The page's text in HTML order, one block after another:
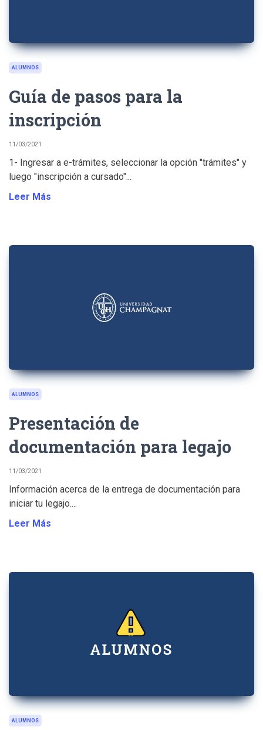
ALUMNOS
Guía de pasos para la
inscripción
11/03/2021
1- Ingresar a e-trámites, seleccionar la opción "trámites" y
luego "inscripción a cursado"...
Leer Más
ALUMNOS
Presentación de
documentación para legajo
11/03/2021
Información acerca de la entrega de documentación para
iniciar tu legajo....
Leer Más
ALUMNOS